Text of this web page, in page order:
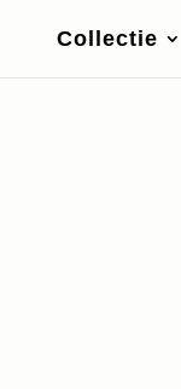
Collectie